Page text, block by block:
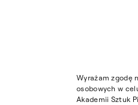
Wyrażam zgodę
osobowych w
Akademii Sztuk